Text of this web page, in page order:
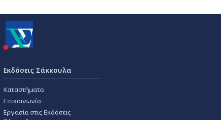
Εκδόσεις Σάκκουλα
Καταστήματα
Επικοινωνία
Εργασία στις Εκδόσεις